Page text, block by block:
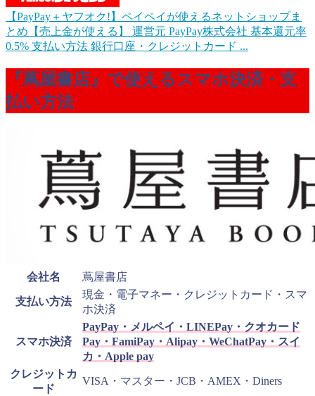
【PayPay＋ヤフオク!】ペイペイが使えるネットショップま
とめ【売上金が使える】
運営元 PayPay株式会社 基本還元率
0.5% 支払い方法 銀行口座・クレジットカード ...
『蔦屋書店』で使えるスマホ決済・支
払い方法
会社名 蔦屋書店
支払い方法
現金・電子マネー・クレジットカード・スマ
ホ決済
スマホ決済
PayPay・メルペイ・LINEPay・クオカード
Pay・FamiPay・Alipay・WeChatPay・スイ
カ・Apple pay
クレジットカ
ード
VISA・マスター・JCB・AMEX・Diners